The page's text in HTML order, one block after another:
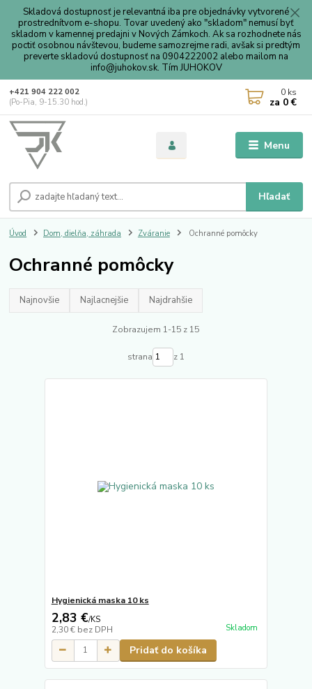
Skladová dostupnosť je relevantná iba pre objednávky vytvorené
prostrednítvom e-shopu. Tovar uvedený ako "skladom" nemusí byť
skladom v kamennej predajni v Nových Zámkoch. Ak sa rozhodnete nás
poctiť osobnou návštevou, budeme samozrejme radi, avšak si predtým
preverte skladovú dostupnosť na 0904222002 alebo mailom na
info@juhokov.sk. Tím JUHOKOV
Menu
Hľadať
+421 904 222 002
(Po-Pia, 9-15.30 hod.)
0 ks
za 0 €
Úvod Dom, dielňa, záhrada Zváranie Ochranné pomôcky
Ochranné pomôcky
Najnovšie Najlacnejšie Najdrahšie
Zobrazujem 1-15 z 15
strana z 1
Hygienická maska 10 ks
2,83 €/KS
2,30 € bez DPH Skladom
Pridať do košíka